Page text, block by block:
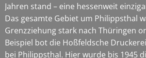
Jahren stand – eine hessenweit
Das gesamte Gebiet um Philippsthal
Grenzziehung stark nach Thüringen
Beispiel bot die Hoßfeldsche
bei Philippsthal. Hier wurde bis 1945